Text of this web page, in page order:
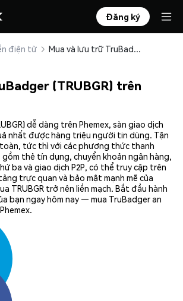
Đăng ký
điện tử Mua và lưu trữ TruBadger (TRUBGR) an toàn
(TRUBGR) trên
dễ dàng trên Phemex, sàn giao dịch
nhất được hàng triệu người tin dùng. Tận
tức thì với các phương thức thanh
thẻ tín dụng, chuyển khoản ngân hàng,
ba và giao dịch P2P, có thể truy cập trên
trực quan và bảo mật mạnh mẽ của
TRUBGR trở nên liền mạch. Bắt đầu hành
bạn ngay hôm nay — mua TruBadger an